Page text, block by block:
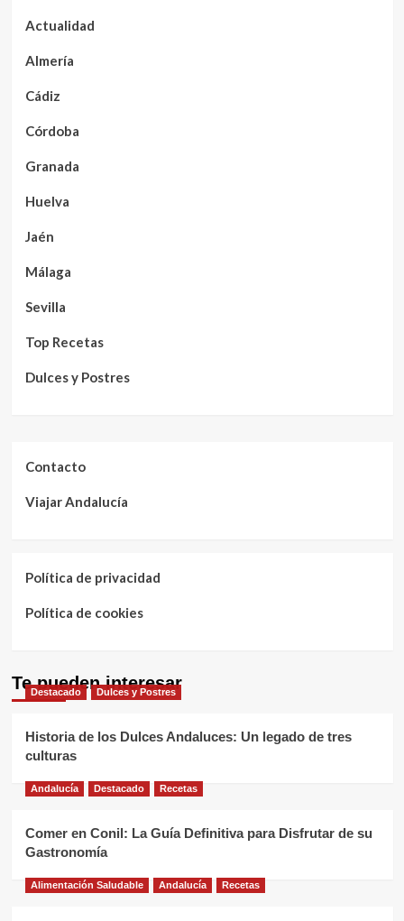
Actualidad
Almería
Cádiz
Córdoba
Granada
Huelva
Jaén
Málaga
Sevilla
Top Recetas
Dulces y Postres
Contacto
Viajar Andalucía
Política de privacidad
Política de cookies
Te pueden interesar
Destacado Dulces y Postres
Historia de los Dulces Andaluces: Un legado de tres
culturas
Andalucía Destacado Recetas
Comer en Conil: La Guía Definitiva para Disfrutar de su
Gastronomía
Alimentación Saludable Andalucía Recetas